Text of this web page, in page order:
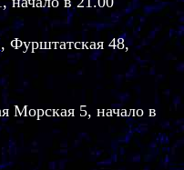
, Фурштатская 48,
Морская 5, начало в